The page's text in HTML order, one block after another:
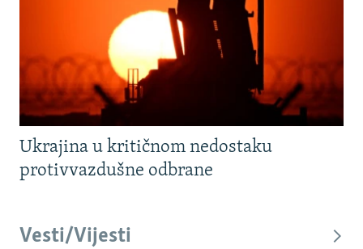
Ukrajina u kritičnom nedostaku
protivvazdušne odbrane
Vesti/Vijesti